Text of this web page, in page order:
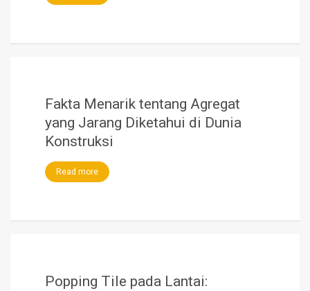
Fakta Menarik tentang Agregat
yang Jarang Diketahui di Dunia
Konstruksi
Read more
Popping Tile pada Lantai: